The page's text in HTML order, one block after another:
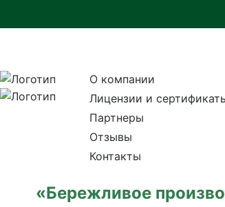
О компании
Лицензии и
Партнеры
Отзывы
Контакты
«Бережливое